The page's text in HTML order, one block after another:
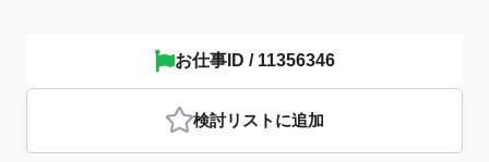
お仕事ID / 11356346
検討リスト に追加